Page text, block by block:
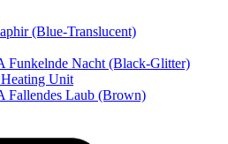
(Blue-Translucent)
Funkelnde Nacht (Black-Glitter)
Unit
Fallendes Laub (Brown)